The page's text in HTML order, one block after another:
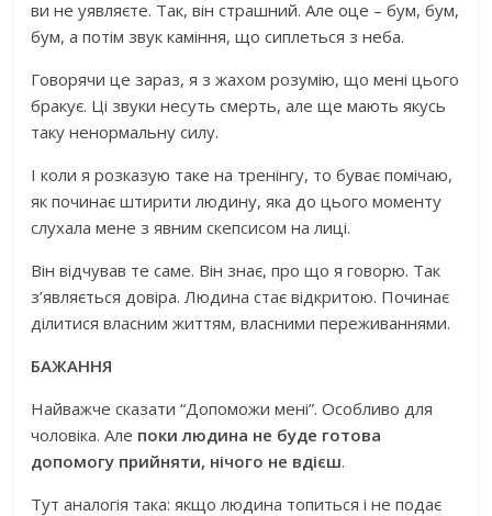
ви не уявляєте. Так, він страшний. Але оце – бум, бум,
бум, а потім звук каміння, що сиплеться з неба.
Говорячи це зараз, я з жахом розумію, що мені цього
бракує. Ці звуки несуть смерть, але ще мають якусь
таку ненормальну силу.
І коли я розказую таке на тренінгу, то буває помічаю,
як починає штирити людину, яка до цього моменту
слухала мене з явним скепсисом на лиці.
Він відчував те саме. Він знає, про що я говорю. Так
з’являється довіра. Людина стає відкритою. Починає
ділитися власним життям, власними переживаннями.
БАЖАННЯ
Найважче сказати “Допоможи мені”. Особливо для
чоловіка. Але поки людина не буде готова
допомогу прийняти, нічого не вдієш.
Тут аналогія така: якщо людина топиться і не подає